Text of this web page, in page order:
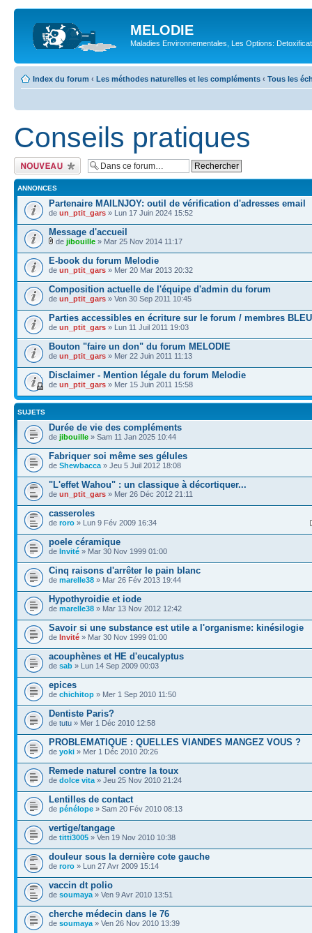
MELODIE
Maladies Environnementales, Les Options:
Index du forum ‹ Les méthodes naturelles et les compléments ‹ Tous les
Conseils pratiques
Ecrire un nouveau
sujet
ANNONCES
Partenaire MAILNJOY: outil de vérification d'adresses email
de un_ptit_gars » Lun 17 Juin 2024 15:52
Message d'accueil
de jibouille » Mar 25 Nov 2014 11:17
E-book du forum Melodie
de un_ptit_gars » Mer 20 Mar 2013 20:32
Composition actuelle de l'équipe d'admin du forum
de un_ptit_gars » Ven 30 Sep 2011 10:45
Parties accessibles en écriture sur le forum / membres BLEU
de un_ptit_gars » Lun 11 Juil 2011 19:03
Bouton "faire un don" du forum MELODIE
de un_ptit_gars » Mer 22 Juin 2011 11:13
Disclaimer - Mention légale du forum Melodie
de un_ptit_gars » Mer 15 Juin 2011 15:58
SUJETS
Durée de vie des compléments
de jibouille » Sam 11 Jan 2025 10:44
Fabriquer soi même ses gélules
de Shewbacca » Jeu 5 Juil 2012 18:08
"L'effet Wahou" : un classique à décortiquer...
de un_ptit_gars » Mer 26 Déc 2012 21:11
casseroles
de roro » Lun 9 Fév 2009 16:34
poele céramique
de Invité » Mar 30 Nov 1999 01:00
Cinq raisons d'arrêter le pain blanc
de marelle38 » Mar 26 Fév 2013 19:44
Hypothyroidie et iode
de marelle38 » Mar 13 Nov 2012 12:42
Savoir si une substance est utile a l'organisme: kinésilogie
de Invité » Mar 30 Nov 1999 01:00
acouphènes et HE d'eucalyptus
de sab » Lun 14 Sep 2009 00:03
epices
de chichitop » Mer 1 Sep 2010 11:50
Dentiste Paris?
de tutu » Mer 1 Déc 2010 12:58
PROBLEMATIQUE : QUELLES VIANDES MANGEZ VOUS ?
de yoki » Mer 1 Déc 2010 20:26
Remede naturel contre la toux
de dolce vita » Jeu 25 Nov 2010 21:24
Lentilles de contact
de pénélope » Sam 20 Fév 2010 08:13
vertige/tangage
de titti3005 » Ven 19 Nov 2010 10:38
douleur sous la dernière cote gauche
de roro » Lun 27 Avr 2009 15:14
vaccin dt polio
de soumaya » Ven 9 Avr 2010 13:51
cherche médecin dans le 76
de soumaya » Ven 26 Nov 2010 13:39